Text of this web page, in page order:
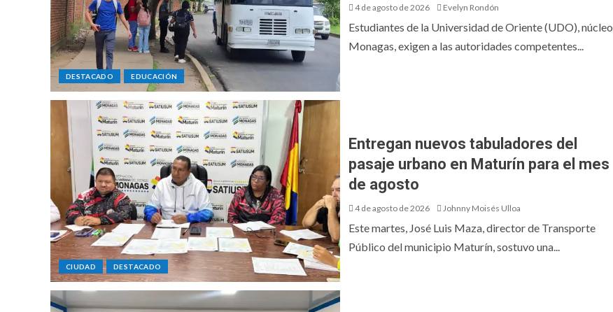
DESTACADO EDUCACIÓN
4 de agosto de 2026 Evelyn Rondón
Estudiantes de la Universidad de Oriente (UDO), núcleo
Monagas, exigen a las autoridades competentes...
CIUDAD DESTACADO
Entregan nuevos tabuladores del
pasaje urbano en Maturín para el mes
de agosto
4 de agosto de 2026 Johnny Moisés Ulloa
​Este martes, José Luis Maza, director de Transporte
Público del municipio Maturín, sostuvo una...